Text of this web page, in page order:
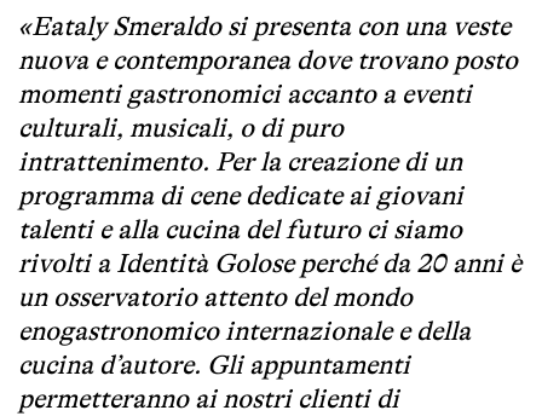
«Eataly Smeraldo si presenta con una veste
nuova e contemporanea dove trovano posto
momenti gastronomici accanto a eventi
culturali, musicali, o di puro
intrattenimento. Per la creazione di un
programma di cene dedicate ai giovani
talenti e alla cucina del futuro ci siamo
rivolti a Identità Golose perché da 20 anni è
un osservatorio attento del mondo
enogastronomico internazionale e della
cucina d’autore. Gli appuntamenti
permetteranno ai nostri clienti di